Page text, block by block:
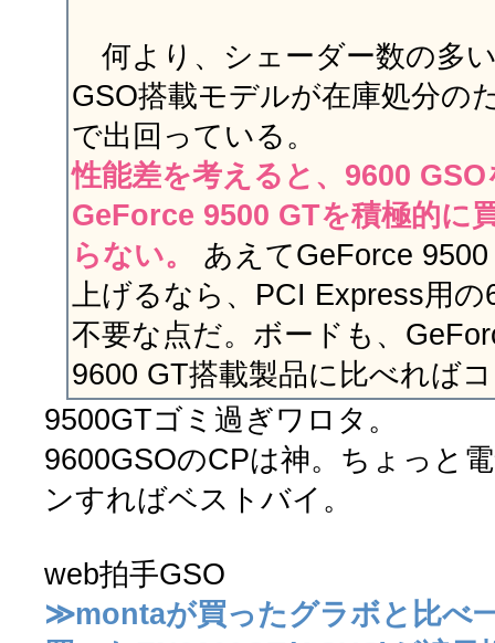
何より、シェーダー数の多
GSO搭載モデルが在庫処分の
で出回っている。
性能差を考えると、9600
GeForce 9500 GTを積極的に
らない。
あえてGeForce
上げるなら、PCI Express用
不要な点だ。ボードも、
9600 GT搭載製品に比べれば
9500GTゴミ過ぎワロタ。
9600GSOのCPは神。ちょっと
ンすればベストバイ。
web拍手GSO
≫montaが買ったグラボと比べ